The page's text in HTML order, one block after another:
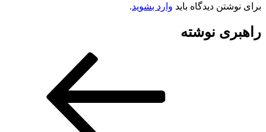
برای نوشتن دیدگاه باید وارد بشوید.
راهبری نوشته